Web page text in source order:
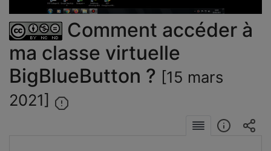
vidéo
Comment accéder à
ma classe virtuelle
BigBlueButton ? [15 mars
2021]